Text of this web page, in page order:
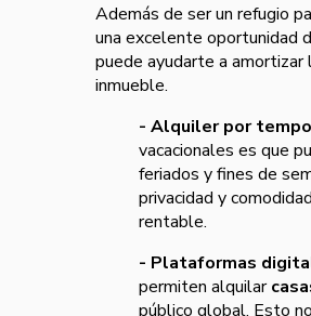
Además de ser un refugio
una excelente oportunidad
puede ayudarte a
inmueble.
- Alquiler por
vacacionales es que
feriados y fines de
privacidad y
rentable.
- Plataformas
permiten alquilar
público global. Esto